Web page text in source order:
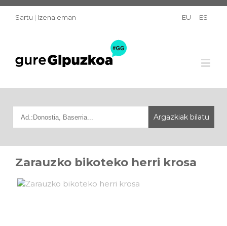
Sartu | Izena eman EU ES
Zarauzko bikoteko herri krosa